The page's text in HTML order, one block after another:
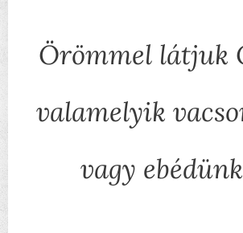
Örömmel látjuk
valamelyik
vagy